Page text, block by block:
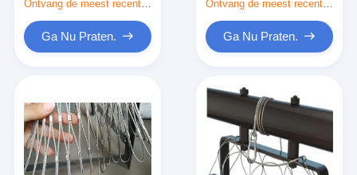
voorkomen
Ontvang de meest recente Prijs
Ga Nu Praten. Ga Nu Praten.